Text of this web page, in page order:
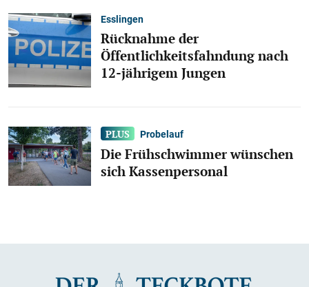
Esslingen
Rücknahme der
Öffentlichkeitsfahndung nach
12-jährigem Jungen
Probelauf
Die Frühschwimmer wünschen
sich Kassenpersonal